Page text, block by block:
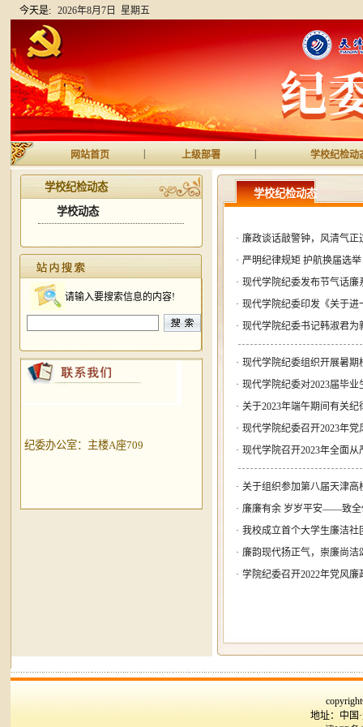
今天是: 2026年8月7日 星期五
网站首页 上级部署 学校纪检动
学校纪检动态
学校动态
请输入要搜索信息的内容!
纪委办公室：主楼A座709
学校纪检动态
· 廉政谈话敲警钟，风清气正
· 严明纪律规矩 护航换届选
· 现代学院纪委发布节气话廉
· 现代学院纪委印发《关于
· 现代学院纪委书记韩淑君
· 现代学院纪委组织开展暑期
· 现代学院纪委对2023届毕
· 关于2023年端午期间有关纪
· 现代学院纪委召开2023年
· 现代学院召开2023年全面
· 关于组织参加第八届天津高
· 廉廉有余 岁岁平安——致全
· 我校成立首个大学生廉洁社
· 廉韵现代扬正气，崇廉尚洁
· 学院纪委召开2022年党风
地址：中国